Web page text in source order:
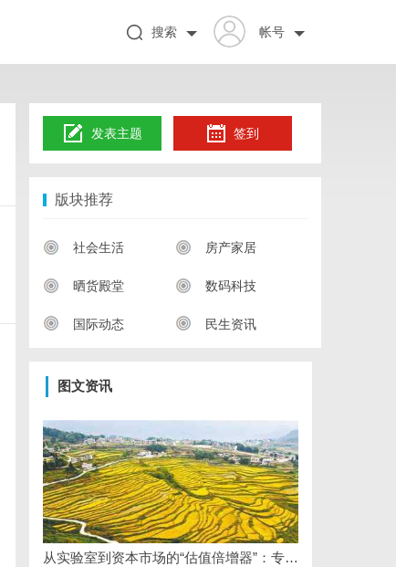
帐号
搜索
发表主题 签到
版块推荐
社会生活 房产家居
晒货殿堂 数码科技
国际动态 民生资讯
图文资讯
从实验室到资本市场的“估值倍增器”：专利律师如何重塑硬科技企业的融资逻辑